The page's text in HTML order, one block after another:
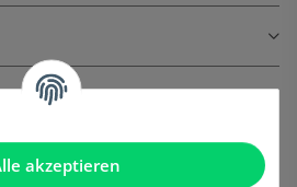
akzeptieren